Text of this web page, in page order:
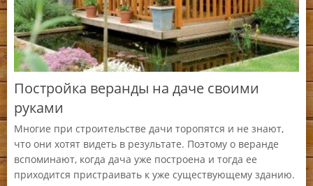
Постройка веранды на даче своими
руками
Многие при строительстве дачи торопятся и не знают,
что они хотят видеть в результате. Поэтому о веранде
вспоминают, когда дача уже построена и тогда ее
приходится пристраивать к уже существующему зданию.